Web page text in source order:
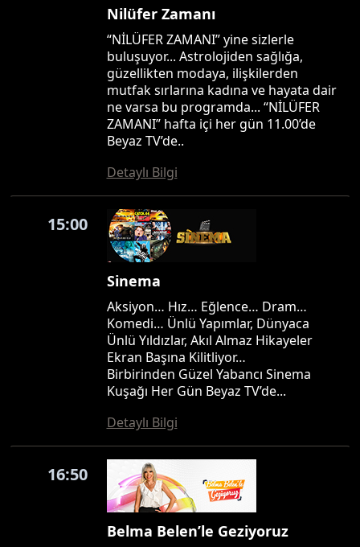
Nilüfer Zamanı
“NİLÜFER ZAMANI” yine sizlerle
buluşuyor... Astrolojiden sağlığa,
güzellikten modaya, ilişkilerden
mutfak sırlarına kadına ve hayata dair
ne varsa bu programda... “NİLÜFER
ZAMANI” hafta içi her gün 11.00’de
Beyaz TV’de..
Detaylı Bilgi
15:00
Sinema
Aksiyon… Hız… Eğlence… Dram…
Komedi… Ünlü Yapımlar, Dünyaca
Ünlü Yıldızlar, Akıl Almaz Hikayeler
Ekran Başına Kilitliyor…
Birbirinden Güzel Yabancı Sinema
Kuşağı Her Gün Beyaz TV’de...
Detaylı Bilgi
16:50
Belma Belen’le Geziyoruz